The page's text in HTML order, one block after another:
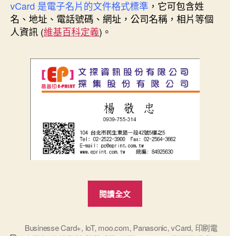
vCard 是電子名片的文件格式標準 ，它可包含姓
名、地址、電話號碼、網址，公司名稱，相片等個
人資訊 (維基百科定義)。
閱讀全文
片
Businesse Card+, IoT, moo.com, Panasonic,vCard, 印刷電